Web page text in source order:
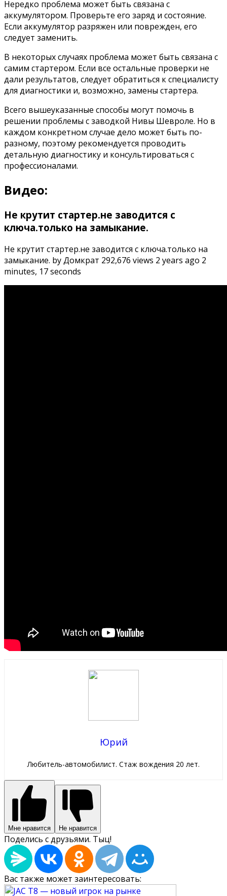
Нередко проблема может быть связана с
аккумулятором. Проверьте его заряд и состояние.
Если аккумулятор разряжен или поврежден, его
следует заменить.
В некоторых случаях проблема может быть связана с
самим стартером. Если все остальные проверки не
дали результатов, следует обратиться к специалисту
для диагностики и, возможно, замены стартера.
Всего вышеуказанные способы могут помочь в
решении проблемы с заводкой Нивы Шевроле. Но в
каждом конкретном случае дело может быть по-
разному, поэтому рекомендуется проводить
детальную диагностику и консультироваться с
профессионалами.
Видео:
Не крутит стартер.не заводится с
ключа.только на замыкание.
Не крутит стартер.не заводится с ключа.только на
замыкание. by Домкрат 292,676 views 2 years ago 2
minutes, 17 seconds
Юрий
Любитель-автомобилист. Стаж вождения 20 лет.
Мне нравится Не нравится
Поделись с друзьями. Тыц!
Вас также может заинтересовать: